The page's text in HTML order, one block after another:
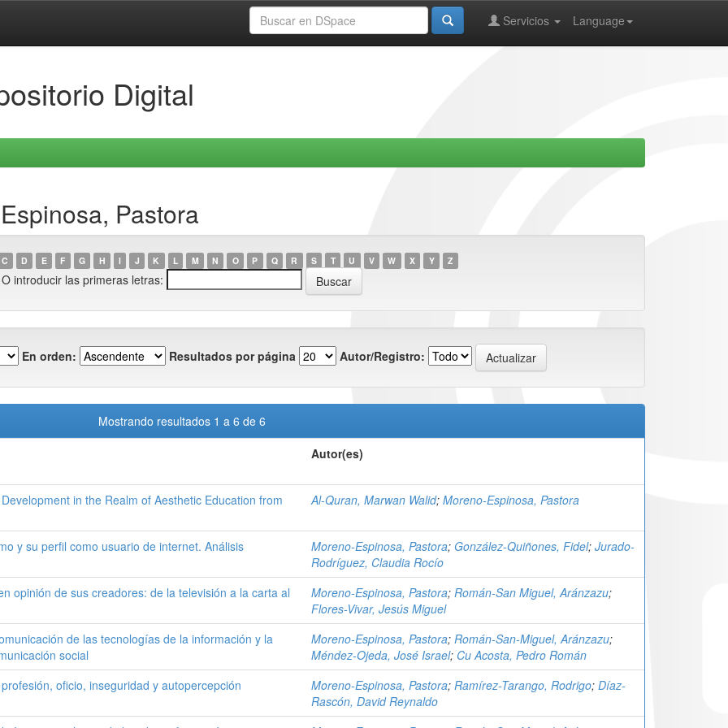
Language
Servicios
Digital
Pastora
C D E F G H I J K L M N O P Q R S T U V W X Y Z
O introducir las primeras letras:
En orden: Resultados por página Autor/Registro:
Mostrando resultados 1 a 6 de 6
Autor(es)
in the Realm of Aesthetic Education from
Al-Quran, Marwan Walid; Moreno-Espinosa, Pastora
y su perfil como usuario de internet. Análisis
Moreno-Espinosa, Pastora; González-Quiñones, Fidel; Jurado-
Rodríguez, Claudia Rocío
opinión de sus creadores: de la televisión a la carta al
Moreno-Espinosa, Pastora; Román-San Miguel, Aránzazu;
Flores-Vivar, Jesús Miguel
de las tecnologías de la información y la
social
Moreno-Espinosa, Pastora; Román-San-Miguel, Aránzazu;
Méndez-Ojeda, José Israel; Cu Acosta, Pedro Román
oficio, inseguridad y autopercepción Moreno-Espinosa, Pastora; Ramírez-Tarango, Rodrigo; Díaz-
Rascón, David Reynaldo